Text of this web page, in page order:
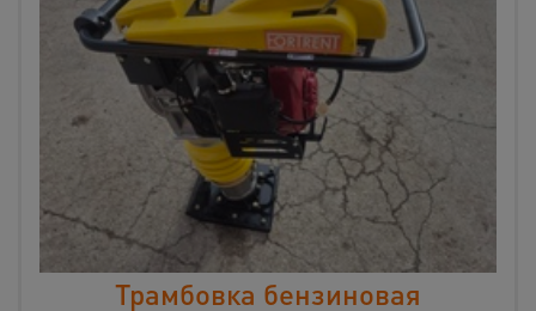
Трамбовка бензиновая